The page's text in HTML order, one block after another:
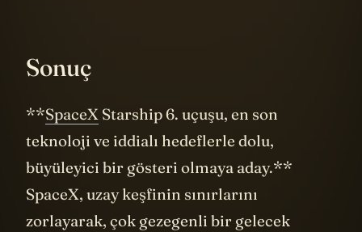
Sonuç
**SpaceX Starship 6. uçuşu, en son
teknoloji ve iddialı hedeflerle dolu,
büyüleyici bir gösteri olmaya aday.**
SpaceX, uzay keşfinin sınırlarını
zorlayarak, çok gezegenli bir gelecek